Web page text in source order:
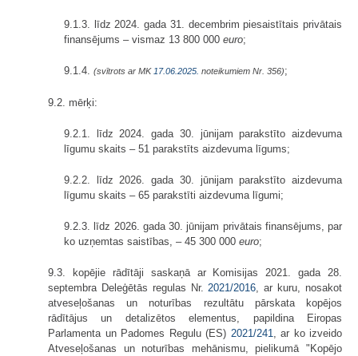
9.1.3. līdz 2024. gada 31. decembrim piesaistītais privātais
finansējums – vismaz 13 800 000 euro;
9.1.4. (svītrots ar MK 17.06.2025. noteikumiem Nr. 356);
9.2. mērķi:
9.2.1. līdz 2024. gada 30. jūnijam parakstīto aizdevuma
līgumu skaits – 51 parakstīts aizdevuma līgums;
9.2.2. līdz 2026. gada 30. jūnijam parakstīto aizdevuma
līgumu skaits – 65 parakstīti aizdevuma līgumi;
9.2.3. līdz 2026. gada 30. jūnijam privātais finansējums, par
ko uzņemtas saistības, – 45 300 000 euro;
9.3. kopējie rādītāji saskaņā ar Komisijas 2021. gada 28.
septembra Deleģētās regulas Nr. 2021/2016 , ar kuru, nosakot
atveseļošanas un noturības rezultātu pārskata kopējos
rādītājus un detalizētos elementus, papildina Eiropas
Parlamenta un Padomes Regulu (ES) 2021/241 , ar ko izveido
Atveseļošanas un noturības mehānismu, pielikumā "Kopējo